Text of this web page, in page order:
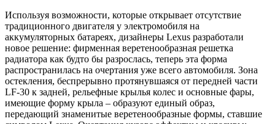
Используя возможности, которые открывает отсутствие
традиционного двигателя у электромобиля на
аккумуляторных батареях, дизайнеры Lexus разработали
новое решение: фирменная веретенообразная решетка
радиатора как будто бы разрослась, теперь эта форма
распространилась на очертания уже всего автомобиля. Зона
остекления, беспрерывно протянувшаяся от передней части
LF-30 к задней, рельефные крылья колес и основные фары,
имеющие форму крыла – образуют единый образ,
передающий знаменитые веретенообразные формы, ставшие